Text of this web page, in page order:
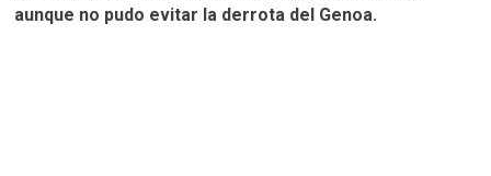
aunque no pudo evitar la derrota del Genoa.